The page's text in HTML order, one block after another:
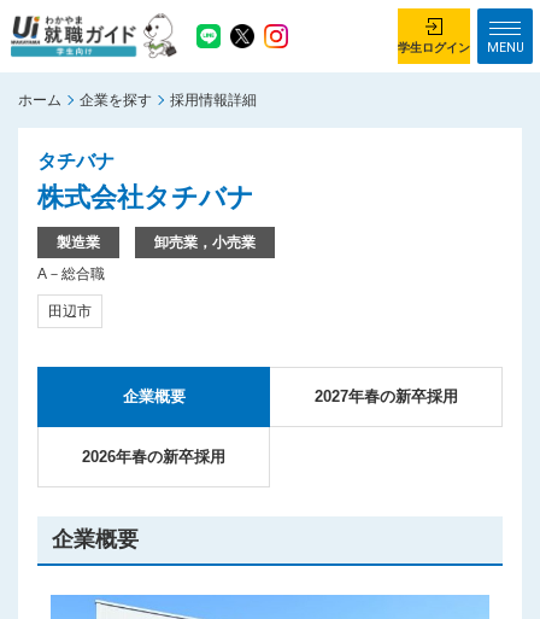
ホーム
がっつり就業体験コース
イベント情報
お知らせ
総合トップページ
ちょこっと仕事体験コース トップ
利用規約
プライバシーポリシー
学生ログイン MENU
ホーム 企業を探す 採用情報詳細
タチバナ
株式会社タチバナ
製造業
卸売業，小売業
A－総合職
田辺市
企業概要 2027年春の新卒採用
2026年春の新卒採用
企業概要